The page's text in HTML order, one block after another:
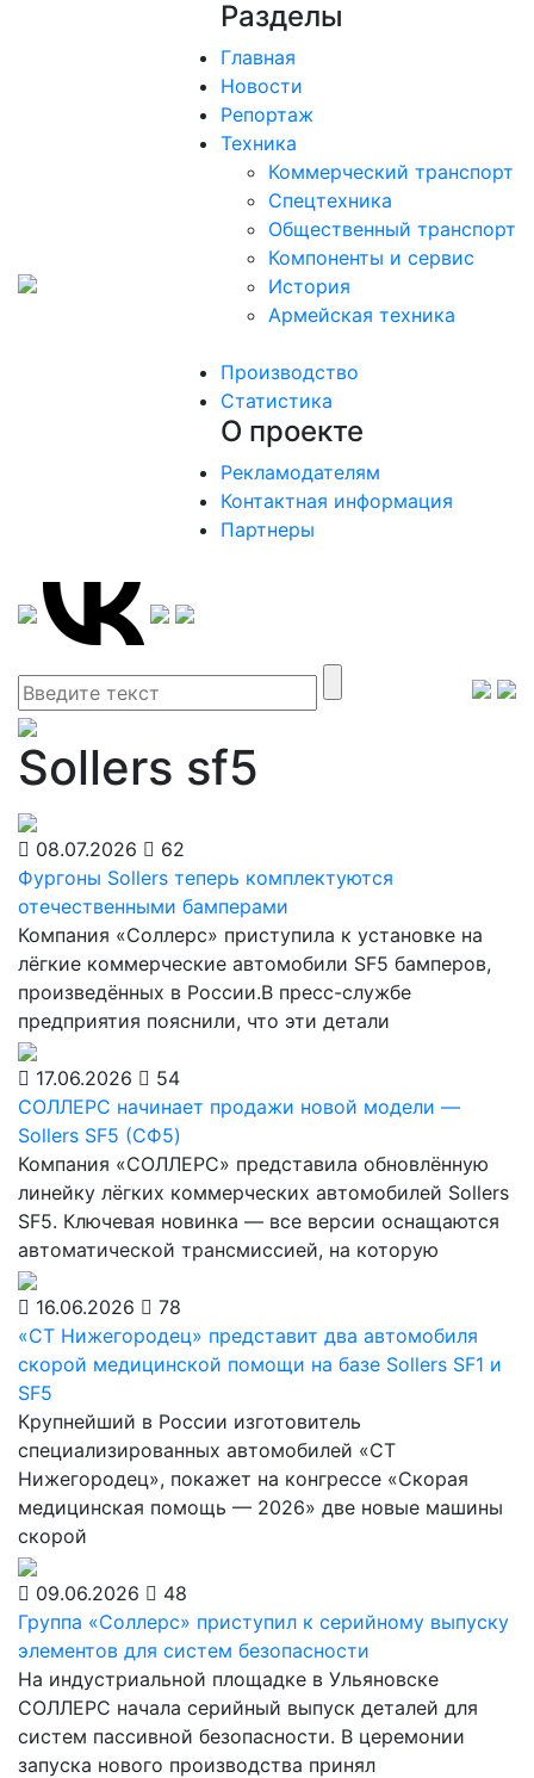
Разделы
Главная
Новости
Репортаж
Техника
Коммерческий транспорт
Спецтехника
Общественный транспорт
Компоненты и сервис
История
Армейская техника
Производство
Статистика
О проекте
Рекламодателям
Контактная информация
Партнеры
Sollers sf5
08.07.2026
62
Фургоны Sollers теперь комплектуются
отечественными бамперами
Компания «Соллерс» приступила к установке на
лёгкие коммерческие автомобили SF5 бамперов,
произведённых в России.В пресс-службе
предприятия пояснили, что эти детали
17.06.2026
54
СОЛЛЕРС начинает продажи новой модели —
Sollers SF5 (СФ5)
Компания «СОЛЛЕРС» представила обновлённую
линейку лёгких коммерческих автомобилей Sollers
SF5. Ключевая новинка — все версии оснащаются
автоматической трансмиссией, на которую
16.06.2026
78
«СТ Нижегородец» представит два автомобиля
скорой медицинской помощи на базе Sollers SF1 и
SF5
Крупнейший в России изготовитель
специализированных автомобилей «СТ
Нижегородец», покажет на конгрессе «Скорая
медицинская помощь — 2026» две новые машины
скорой
09.06.2026
48
Группа «Соллерс» приступил к серийному выпуску
элементов для систем безопасности
На индустриальной площадке в Ульяновске
СОЛЛЕРС начала серийный выпуск деталей для
систем пассивной безопасности. В церемонии
запуска нового производства принял